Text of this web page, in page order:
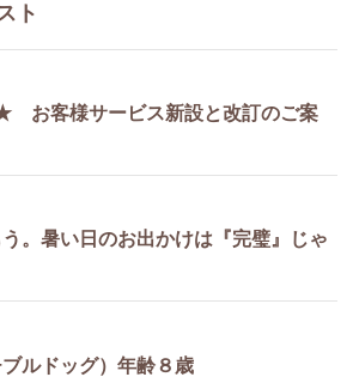
ト
ービス新設と改訂のご案
。暑い日のお出かけは『完璧』じゃ
ルドッグ）年齢８歳